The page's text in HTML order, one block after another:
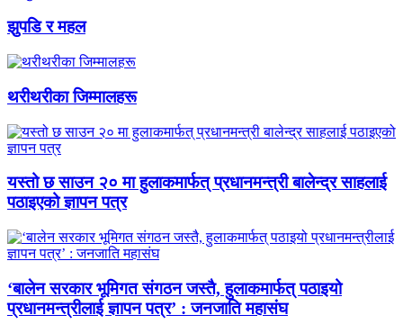
झुपडि र महल
थरीथरीका जिम्मालहरू
यस्तो छ साउन २० मा हुलाकमार्फत् प्रधानमन्त्री बालेन्द्र साहलाई
पठाइएको ज्ञापन पत्र
‘बालेन सरकार भूमिगत संगठन जस्तै, हुलाकमार्फत् पठाइयो
प्रधानमन्त्रीलाई ज्ञापन पत्र’ : जनजाति महासंघ